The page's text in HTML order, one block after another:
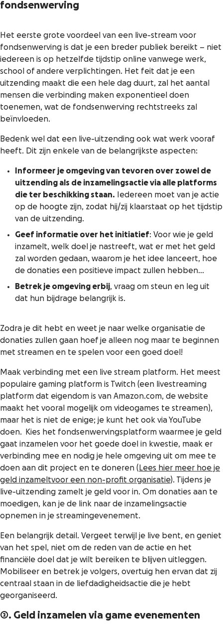
fondsenwerving
Het eerste grote voordeel van een live-stream voor
fondsenwerving is dat je een breder publiek bereikt – niet
iedereen is op hetzelfde tijdstip online vanwege werk,
school of andere verplichtingen. Het feit dat je een
uitzending maakt die een hele dag duurt, zal het aantal
mensen die verbinding maken exponentieel doen
toenemen, wat de fondsenwerving rechtstreeks zal
beïnvloeden.
Bedenk wel dat een live-uitzending ook wat werk vooraf
heeft. Dit zijn enkele van de belangrijkste aspecten:
Informeer je omgeving van tevoren over zowel de
uitzending als de inzamelingsactie via alle platforms
die ter beschikking staan. Iedereen moet van je actie
op de hoogte zijn, zodat hij/zij klaarstaat op het tijdstip
van de uitzending.
Geef informatie over het initiatief: Voor wie je geld
inzamelt, welk doel je nastreeft, wat er met het geld
zal worden gedaan, waarom je het idee lanceert, hoe
de donaties een positieve impact zullen hebben…
Betrek je omgeving erbij, vraag om steun en leg uit
dat hun bijdrage belangrijk is.
Zodra je dit hebt en weet je naar welke organisatie de
donaties zullen gaan hoef je alleen nog maar te beginnen
met streamen en te spelen voor een goed doel!
Maak verbinding met een live stream platform. Het meest
populaire gaming platform is Twitch (een livestreaming
platform dat eigendom is van Amazon.com, de website
maakt het vooral mogelijk om videogames te streamen),
maar het is niet de enige; je kunt het ook via YouTube
doen. Kies het fondsenwervingsplatform waarmee je geld
gaat inzamelen voor het goede doel in kwestie, maak er
verbinding mee en nodig je hele omgeving uit om mee te
doen aan dit project en te doneren ( Lees hier meer hoe je
geld inzameltvoor een non-profit organisatie). Tijdens je
live-uitzending zamelt je geld voor in. Om donaties aan te
moedigen, kan je de link naar de inzamelingsactie
opnemen in je streamingevenement.
Een belangrijk detail. Vergeet terwijl je live bent, en geniet
van het spel, niet om de reden van de actie en het
financiële doel dat je wilt bereiken te blijven uitleggen.
Mobiliseer en betrek je volgers, overtuig hen ervan dat zij
centraal staan in de liefdadigheidsactie die je hebt
georganiseerd.
2. Geld inzamelen via game evenementen